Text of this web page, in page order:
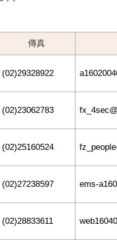
傳真
(02)29328922
(02)23062783
(02)25160524
(02)27238597 ems-
(02)28833611